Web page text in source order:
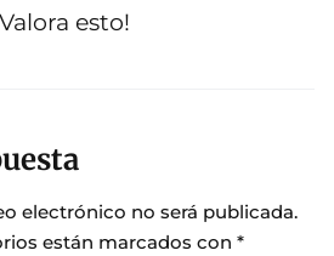
esto!
electrónico no será publicada.
están marcados con *